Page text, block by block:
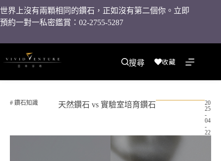
世界上沒有兩顆相同的鑽石，正如沒有第二個你。立即
預約一對一私密鑑賞：02-2755-5287
搜尋 收藏
# 鑽石知識 天然鑽石 vs 實驗室培育鑽石
20
25
-
04
-
22